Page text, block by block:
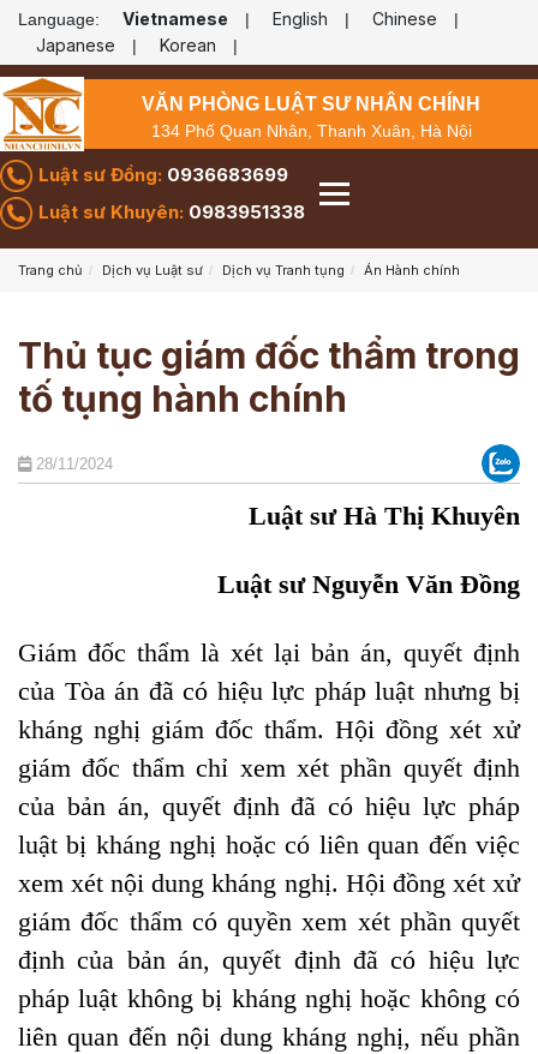
Language: Vietnamese | English | Chinese |
Japanese | Korean |
VĂN PHÒNG LUẬT SƯ NHÂN CHÍNH
134 Phố Quan Nhân, Thanh Xuân, Hà Nội
Luật sư Đồng: 0936683699
Luật sư Khuyên: 0983951338
Trang chủ Dịch vụ Luật sư Dịch vụ Tranh tụng Án Hành chính
Thủ tục giám đốc thẩm trong
tố tụng hành chính
28/11/2024
Luật sư Hà Thị Khuyên
Luật sư Nguyễn Văn Đồng
Giám đốc thẩm là xét lại bản án, quyết định
của Tòa án đã có hiệu lực pháp luật nhưng bị
kháng nghị giám đốc thẩm. Hội đồng xét xử
giám đốc thẩm chỉ xem xét phần quyết định
của bản án, quyết định đã có hiệu lực pháp
luật bị kháng nghị hoặc có liên quan đến việc
xem xét nội dung kháng nghị. Hội đồng xét xử
giám đốc thẩm có quyền xem xét phần quyết
định của bản án, quyết định đã có hiệu lực
pháp luật không bị kháng nghị hoặc không có
liên quan đến nội dung kháng nghị, nếu phần